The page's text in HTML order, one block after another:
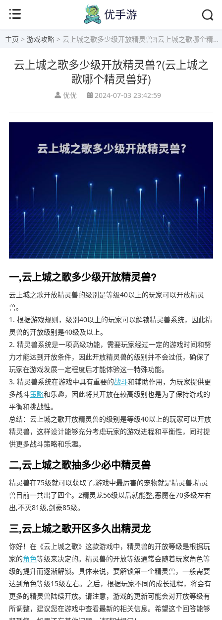
主页 > 游戏攻略 > 云上城之歌多少级开放精灵兽?(云上城之歌哪个精灵兽好)
云上城之歌多少级开放精灵兽?(云上城之
歌哪个精灵兽好)
优优 2024-07-03 23:42:59
一,云上城之歌多少级开放精灵兽?
云上城之歌开放精灵兽的级别是等级40以上的玩家可以开放精灵
兽。
1. 根据游戏规则，级别40以上的玩家可以解锁精灵兽系统，因此精
灵兽的开放级别是40级及以上。
2. 精灵兽系统是一项高级功能，需要玩家经过一定的游戏时间和努
力才能达到开放条件，因此开放精灵兽的级别并不会过低，确保了
玩家在游戏发展一定程度后才能体验这一特殊功能。
3. 精灵兽系统在游戏中具有重要的战斗和辅助作用，为玩家提供更
多战斗策略和乐趣，因此将其开放在较高级别也是为了保持游戏的
平衡和挑战性。
总结：云上城之歌开放精灵兽的级别是等级40以上的玩家可以开放
精灵兽，这样设计能够充分考虑玩家的游戏进程和平衡性，同时提
供更多战斗策略和乐趣。
二,云上城之歌抽多少必中精灵兽
精灵兽在75级就可以获取了,游戏中最厉害的宠物就是精灵兽,精灵
兽目前一共出了四个。2精灵龙56级以后就能整,恶魔在70多级左右
出,不灭81级,剑豪85级。
三,云上城之歌开区多久出精灵龙
你好！在《云上城之歌》这款游戏中，精灵兽的开放等级是根据玩
家的角色等级来决定的。精灵兽的开放等级通常会随着玩家角色等
级的提升而逐渐解锁。具体来说，要解锁第一个精灵兽，一般需要
达到角色等级15级左右。之后，根据玩家不同的成长进程，将会有
更多的精灵兽陆续开放。请注意，游戏的更新可能会对开放等级有
所调整，建议您在游戏中查看最新的相关信息。希望这个回答能够